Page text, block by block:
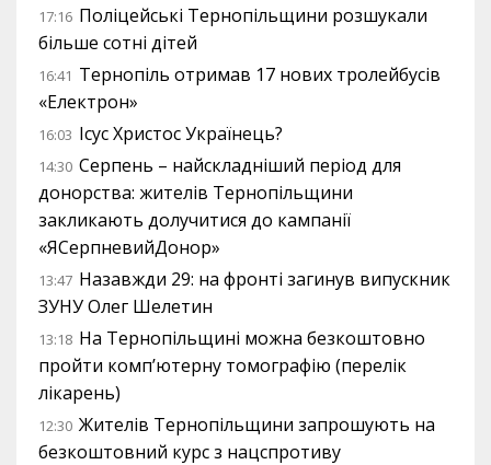
17:16 Поліцейські Тернопільщини розшукали
більше сотні дітей
16:41 Тернопіль отримав 17 нових тролейбусів
«Електрон»
16:03 Ісус Христос Українець?
14:30 Серпень – найскладніший період для
донорства: жителів Тернопільщини
закликають долучитися до кампанії
«ЯСерпневийДонор»
13:47 Назавжди 29: на фронті загинув випускник
ЗУНУ Олег Шелетин
13:18 На Тернопільщині можна безкоштовно
пройти комп’ютерну томографію (перелік
лікарень)
12:30 Жителів Тернопільщини запрошують на
безкоштовний курс з нацспротиву